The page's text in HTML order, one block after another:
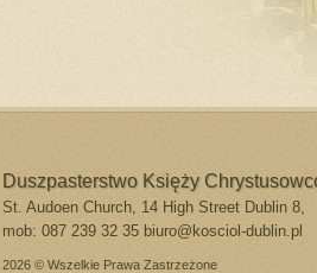
Duszpasterstwo Księży
St. Audoen Church, 14 High Street Dublin 8,
mob: 087 239 32 35 biuro@kosciol-dublin.pl
2026 © Wszelkie Prawa Zastrzeżone